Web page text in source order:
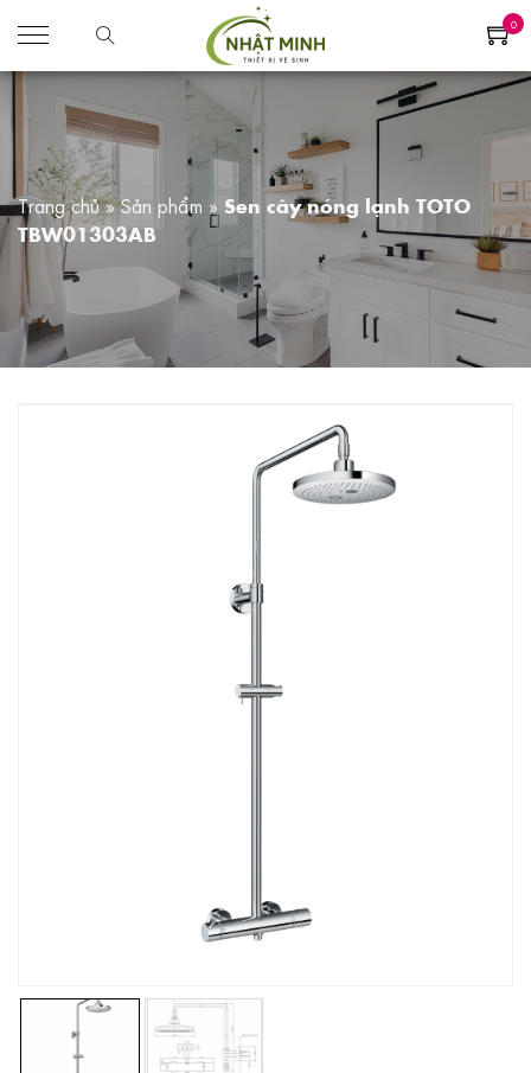
0
Trang chủ»Sản phẩm » Sen cây nóng lạnh TOTO
TBW01303AB